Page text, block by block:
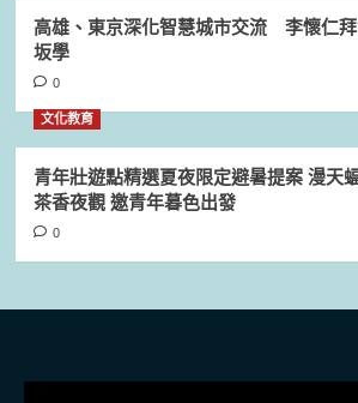
高雄、東京深化智慧城市交流 李懷仁
坂學
0
文化教育
青年壯遊點精選夏夜限定避暑提案 漫天
茶香夜觀 邀青年暮色出發
0